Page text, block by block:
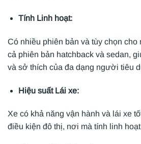
Tính Linh hoạt:
Có nhiều phiên bản và tùy chọn
cả phiên bản hatchback và sedan,
và sở thích của đa dạng người tiêu
Hiệu suất Lái xe:
Xe có khả năng vận hành và lái xe
điều kiện đô thị, nơi mà tính linh